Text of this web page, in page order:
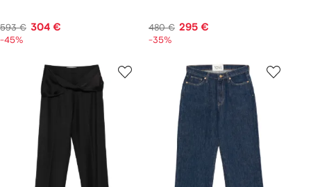
593 € 304 €
-45%
480 € 295 €
-35%